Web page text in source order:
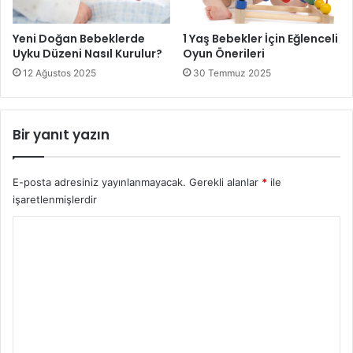
Sonuç olarak, bebek beslenmesi hassas ve dikkat
gerektiren bir süreçtir. Bebek Beslenmesi Sürecinde
Kaçınılması Gereken Hatalar konusunda bilinçli olmak,
bebeğin sağlıklı büyüme sürecine destek sağlar. Anne ve
babaların uzman tavsiyelerine uyması, düzenli sağlık
kontrollerini aksatmaması ve bilimsel bilgiye dayalı hareket
etmesi önemlidir. Doğru beslenme alışkanlıkları, bebeğin
hem fiziksel hem de zihinsel gelişimine olumlu katkı sunar.
Yeni Doğan Bebeklerde
Uyku Düzeni Nasıl Kurulur?
12 Ağustos 2025
1 Yaş Bebekler İçin Eğlenceli
Oyun Önerileri
30 Temmuz 2025
Bir yanıt yazın
E-posta adresiniz yayınlanmayacak. Gerekli alanlar * ile
işaretlenmişlerdir